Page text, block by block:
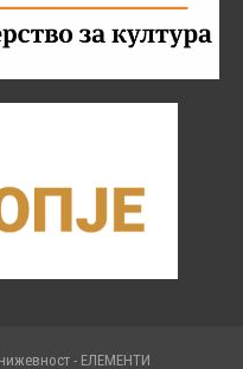
- ЕЛЕМЕНТИ